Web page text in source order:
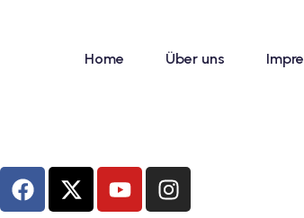
Home Über uns